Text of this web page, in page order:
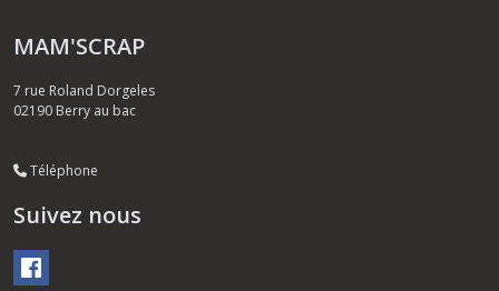
MAM'SCRAP
7 rue Roland Dorgeles
02190 Berry au bac
Téléphone
Suivez nous